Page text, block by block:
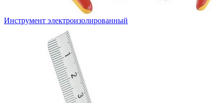
Инструмент электроизолированный